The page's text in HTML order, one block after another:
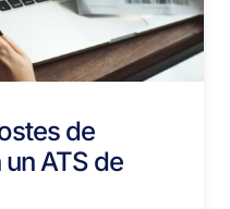
de
ATS de